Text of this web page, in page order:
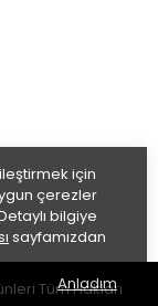
için
çerezler
bilgiye
sayfamızdan
Anladım
Tüm Hakları